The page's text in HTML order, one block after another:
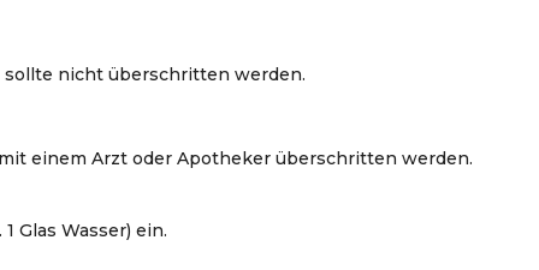
sollte nicht überschritten werden.
einem Arzt oder Apotheker überschritten werden.
Glas Wasser) ein.